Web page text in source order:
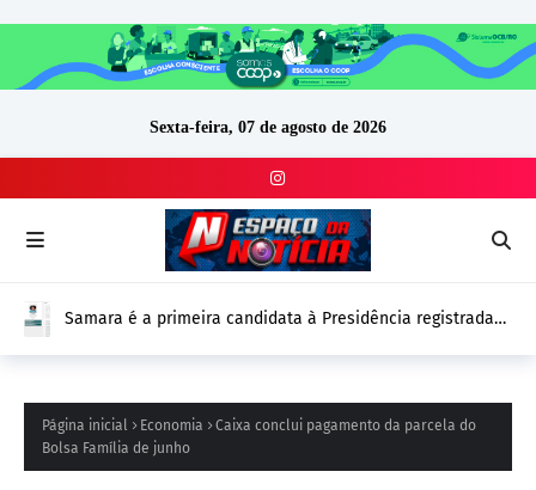
Sexta-feira, 07 de agosto de 2026
Samara é a primeira candidata à Presidência registrada
Página inicial Economia
Caixa conclui pagamento da parcela do
Bolsa Família de junho